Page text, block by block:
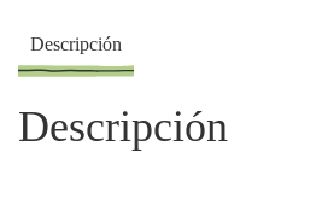
cantidad
Descripción
Descripción